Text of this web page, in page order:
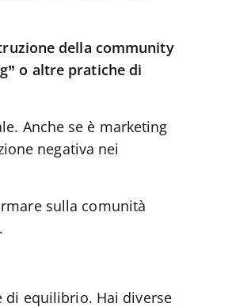
della community
o altre pratiche di
Anche se è marketing
negativa nei
sulla comunità
di equilibrio. Hai diverse